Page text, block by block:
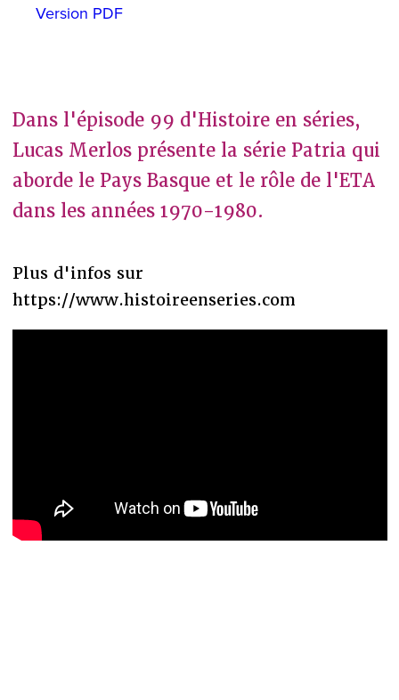
Version PDF
Dans l'épisode 99 d'Histoire en séries,
Lucas Merlos présente la série Patria qui
aborde le Pays Basque et le rôle de l'ETA
dans les années 1970-1980.
Plus d'infos sur
https://www.histoireenseries.com